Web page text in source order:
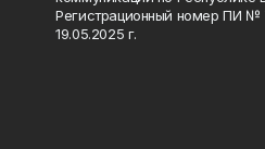
Регистрационный номер ПИ №
19.05.2025 г.